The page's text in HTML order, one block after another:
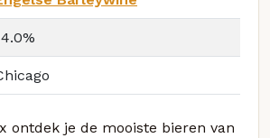
ontdek je de mooiste bieren van